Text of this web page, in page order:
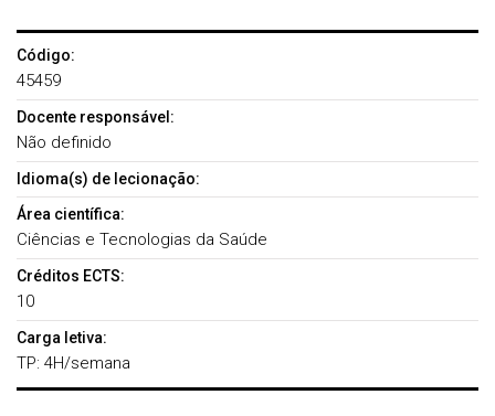
Código:
45459
Docente responsável:
Não definido
Idioma(s) de lecionação:
Área científica:
Ciências e Tecnologias da Saúde
Créditos ECTS:
10
Carga letiva:
TP: 4H/semana